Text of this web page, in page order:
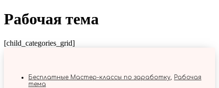
Рабочая тема
[child_categories_grid]
Бесплатные Мастер-классы по заработку
Рабочая
тема